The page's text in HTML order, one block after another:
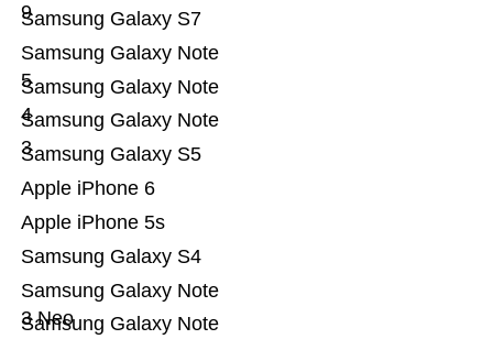
Samsung Galaxy Note
Samsung Galaxy Note
3 Neo
Samsung Galaxy S4
Apple iPhone 5s
Apple iPhone 6
Samsung Galaxy S5
Samsung Galaxy Note
3
Samsung Galaxy Note
4
Samsung Galaxy Note
5
Samsung Galaxy S7
9